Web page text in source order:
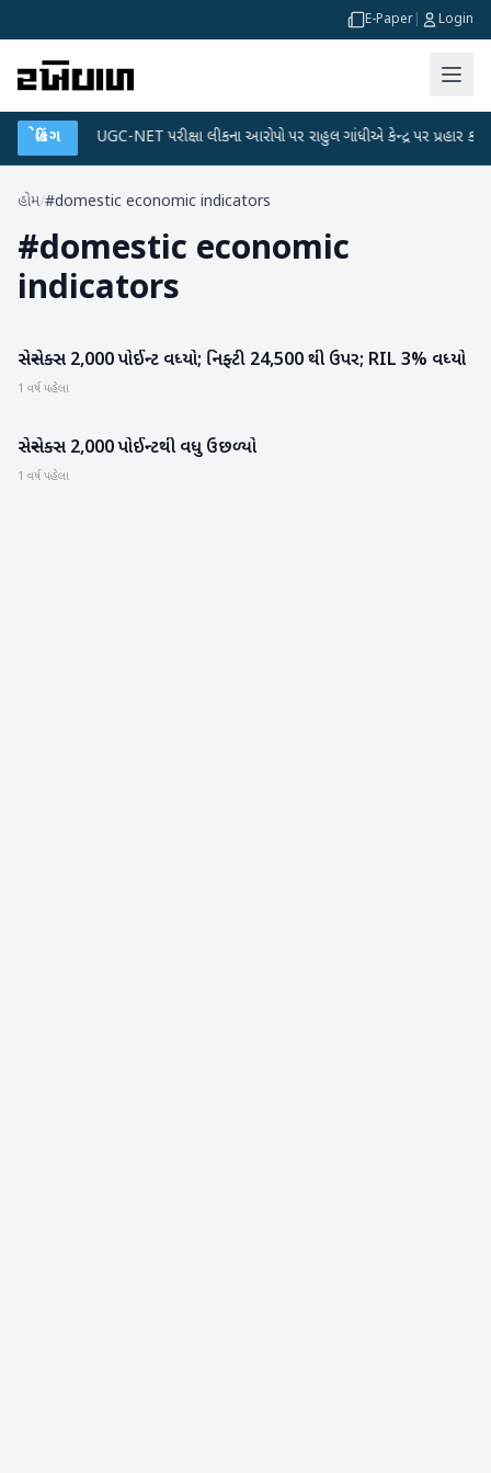
E-Paper Login
બ્રેકિંગ
● UGC-NET પરીક્ષા લીકના આરોપો પર રાહુલ ગાંધીએ કેન્દ્ર પર પ્રહાર કર્યા
હોમ/#domestic economic indicators
#domestic economic
indicators
બિઝનેસ
સેન્સેક્સ 2,000 પોઈન્ટ વધ્યો; નિફ્ટી 24,500 થી ઉપર; RIL 3% વધ્યો
1 વર્ષ પહેલા
બિઝનેસ
સેન્સેક્સ 2,000 પોઈન્ટથી વધુ ઉછળ્યો
1 વર્ષ પહેલા